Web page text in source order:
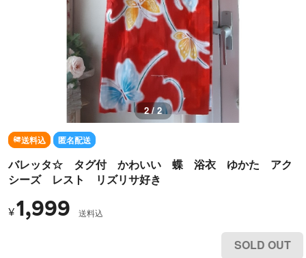
2 / 2
送料込 匿名配送
バレッタ☆ タグ付 かわいい 蝶 浴衣 ゆかた アク
シーズ レスト リズリサ好き
¥1,999 送料込
SOLD OUT